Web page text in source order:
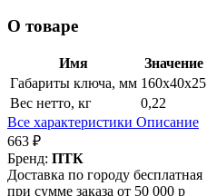
О товаре
Имя
Значение
Габариты ключа, мм 160х40х25
Вес нетто, кг
0,22
Все характеристики Описание
663 ₽
Бренд: ПТК
Доставка по городу бесплатная
при сумме заказа от 50 000 р